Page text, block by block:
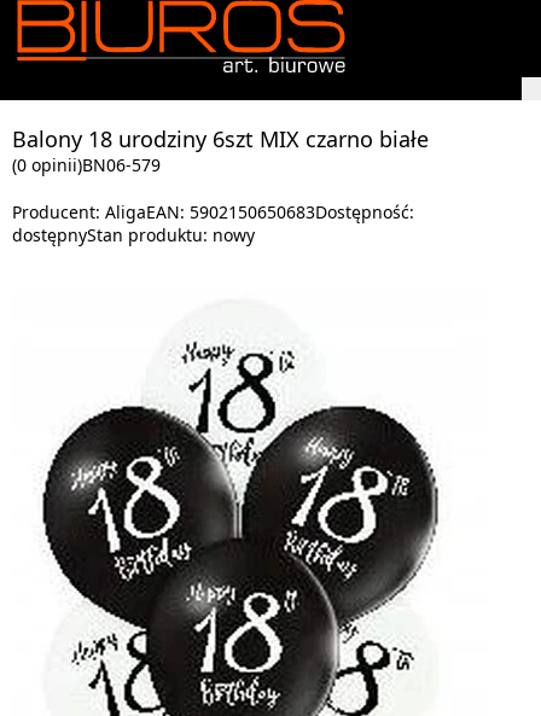
Balony 18 urodziny 6szt MIX czarno białe
(0 opinii)BN06-579
Producent: AligaEAN: 5902150650683Dostępność:
dostępnyStan produktu: nowy